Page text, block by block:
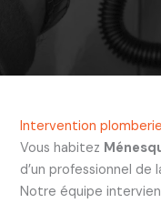
Intervention
Vous habitez
d’un professionnel de
Notre équipe